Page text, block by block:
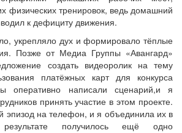
физических тренировок, ведь домашний
к дефициту движения.
укрепляло дух и формировало тёплые
Позже от Медиа Группы «Авангард»
создать видеоролик на тему
платёжных карт для конкурса
оперативно написали сценарий,и я
принять участие в этом проекте.
эпизод на телефон, и я объединила их в
получилось ещё одно